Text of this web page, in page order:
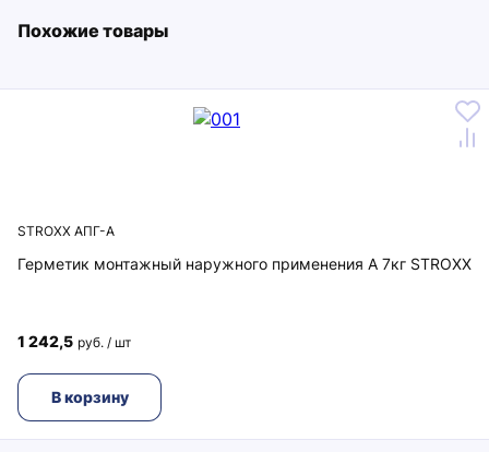
Похожие товары
STROXX АПГ-А
Герметик монтажный наружного применения A 7кг STROXX
1 242,5 руб. / шт
В корзину